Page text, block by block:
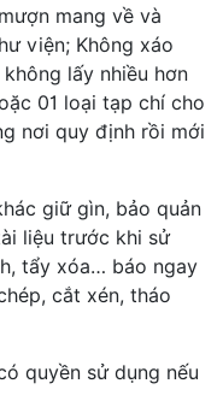
mang về và
viện; Không xáo
lấy nhiều hơn
01 loại tạp chí cho
nơi quy định rồi mới
giữ gìn, bảo quản
liệu trước khi sử
tẩy xóa… báo ngay
cắt xén, tháo
quyền sử dụng nếu